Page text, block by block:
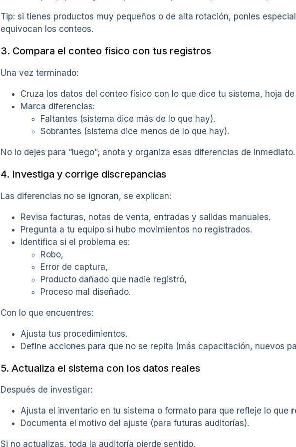
Tip: si tienes productos muy pequeños o de alta rotación, ponles
equivocan los conteos.
3. Compara el conteo físico con tus registros
Una vez terminado:
Cruza los datos del conteo físico con lo que dice tu sistema, hoja
Marca diferencias:
Faltantes (sistema dice más de lo que hay).
Sobrantes (sistema dice menos de lo que hay).
No lo dejes para “luego”; anota y organiza esas diferencias de inmediato.
4. Investiga y corrige discrepancias
Las diferencias no se ignoran, se explican:
Revisa facturas, notas de venta, entradas y salidas manuales.
Pregunta a tu equipo si hubo movimientos no registrados.
Identifica si el problema es:
Robo,
Error de captura,
Producto dañado que nadie registró,
Proceso mal diseñado.
Con lo que encuentres:
Ajusta tus procedimientos.
Define acciones para que no se repita (más capacitación, nuevos
5. Actualiza el sistema con los datos reales
Después de investigar:
Ajusta el inventario en tu sistema o formato para que refleje lo que
Documenta el motivo del ajuste (para futuras auditorías).
Si no actualizas, toda la auditoría pierde sentido.